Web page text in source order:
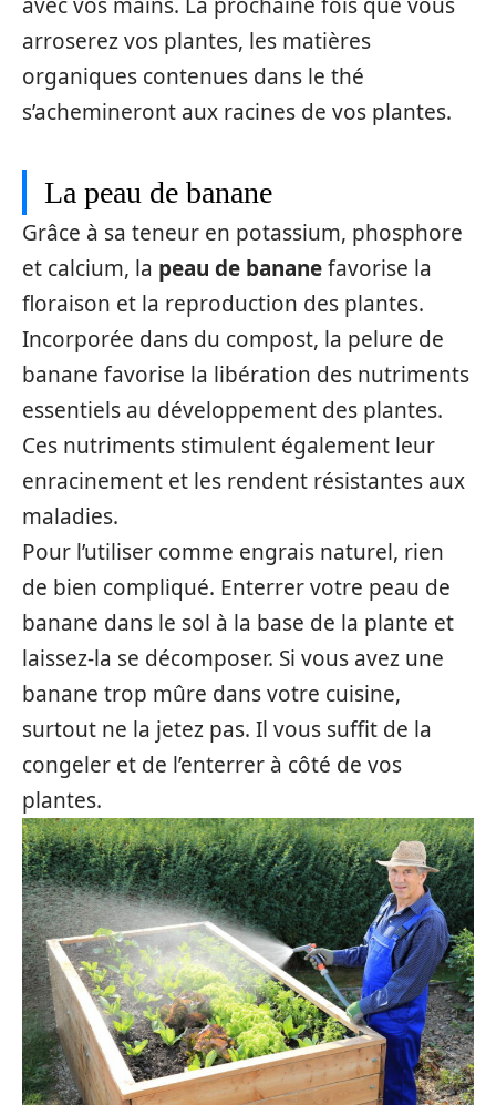
arroserez vos plantes, les matières
organiques contenues dans le thé
s’achemineront aux racines de vos plantes.
La peau de banane
Grâce à sa teneur en potassium, phosphore
et calcium, la peau de bananefavorise la
floraison et la reproduction des plantes.
Incorporée dans du compost, la pelure de
banane favorise la libération des nutriments
essentiels au développement des plantes.
Ces nutriments stimulent également leur
enracinement et les rendent résistantes aux
maladies.
Pour l’utiliser comme engrais naturel, rien
de bien compliqué. Enterrer votre peau de
banane dans le sol à la base de la plante et
laissez-la se décomposer. Si vous avez une
banane trop mûre dans votre cuisine,
surtout ne la jetez pas. Il vous suffit de la
congeler et de l’enterrer à côté de vos
plantes.